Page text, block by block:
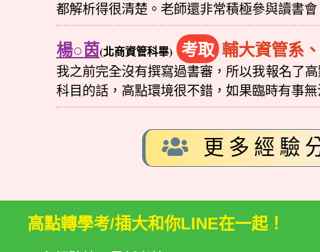
都解析得很清楚。老師還非常積極參與讀書
楊○茵(北商資管科畢) 考取 輔大資管系
我之前完全沒有撰寫過書審，所以我報名了
科目的話，高點環境很不錯，如果臨時有事
更多經驗
高點轉學考/插大和你LINE在一起！